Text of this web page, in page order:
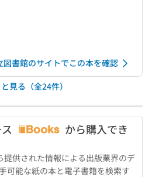
図書館のサイトでこの本を確認
見る（全24件）
から購入でき
提供された情報による出版業界のデ
可能な紙の本と電子書籍を検索す